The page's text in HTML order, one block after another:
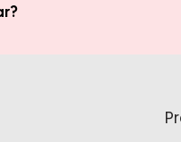
apa yang harus